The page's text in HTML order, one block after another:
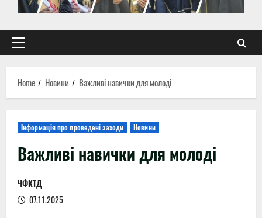
Primary
Home
Новини Важливі навички для молоді
Інформація про проведені заходи Новини
Важливі навички для молоді
ЧФКТД
07.11.2025